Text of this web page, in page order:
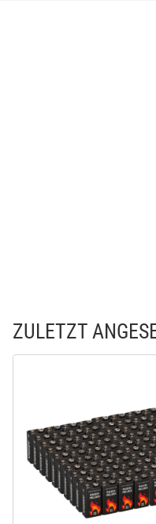
ZULETZT